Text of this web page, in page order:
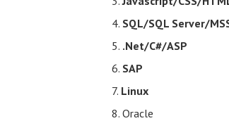
SQL/SQL Server/
.Net/C#/ASP
SAP
Linux
Oracle